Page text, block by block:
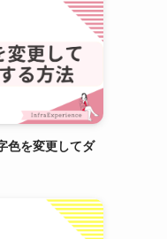
色を変更してダ